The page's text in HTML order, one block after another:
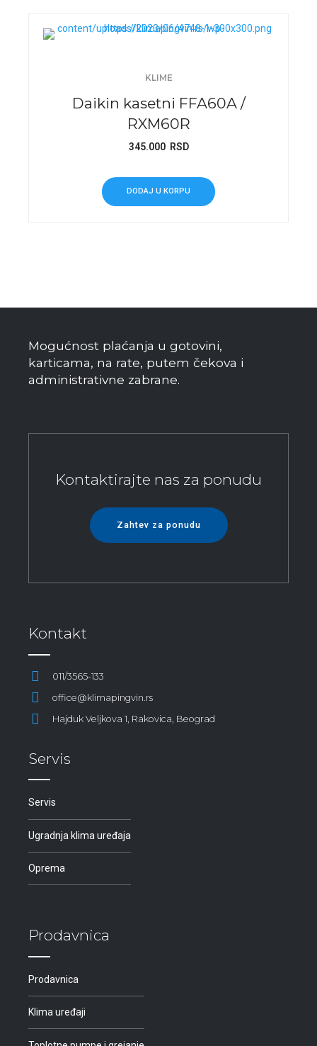
KLIME
Daikin kasetni FFA60A /
RXM60R
345.000 RSD
DODAJ U KORPU
Mogućnost plaćanja u gotovini,
karticama, na rate, putem čekova i
administrativne zabrane.
Kontaktirajte nas za ponudu
Zahtev za ponudu
Kontakt
011/3565-133
office@klimapingvin.rs
Hajduk Veljkova 1, Rakovica, Beograd
Servis
Servis
Ugradnja klima uređaja
Oprema
Prodavnica
Prodavnica
Klima uređaji